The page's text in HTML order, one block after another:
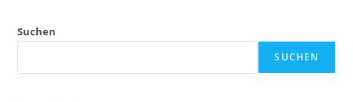
Suchen
SUCHEN